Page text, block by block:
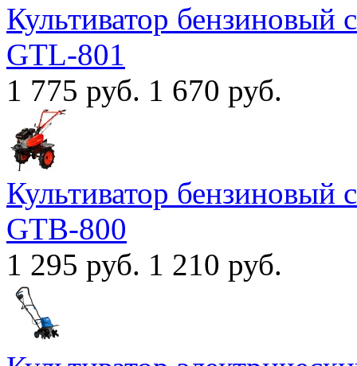
Культиватор
GTL-801
1 775 руб. 1 670 руб.
Культиватор
GTB-800
1 295 руб. 1 210 руб.